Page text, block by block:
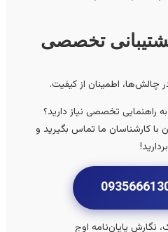
تخصصی
اطمینان از کیفیت.
تخصصی نیاز دارید؟
ما تماس بگیرید و
پایان‌نامه اوج